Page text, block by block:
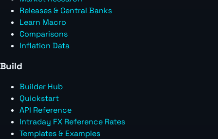
Releases & Central Banks
Learn Macro
Comparisons
Inflation Data
Build
Builder Hub
Quickstart
API Reference
Intraday FX Reference Rates
Templates & Examples